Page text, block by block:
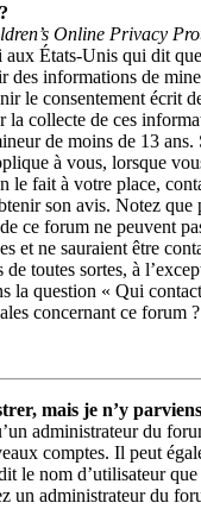
Online Privacy
aux États-Unis qui dit
des informations de
le consentement écrit
la collecte de ces
de moins de 13 ans.
à vous, lorsque
le fait à votre place,
son avis. Notez
ce forum ne peuvent
et ne sauraient être
de toutes sortes, à
la question « Qui
concernant ce forum
mais je n’y
administrateur du
comptes. Il peut
le nom d’utilisateur
un administrateur du